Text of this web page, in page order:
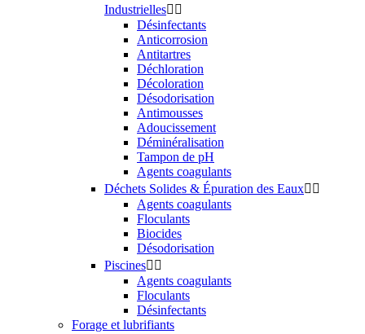
Industrielles 
Désinfectants
Anticorrosion
Antitartres
Déchloration
Décoloration
Désodorisation
Antimousses
Adoucissement
Déminéralisation
Tampon de pH
Agents coagulants
Déchets Solides & Épuration des Eaux 
Agents coagulants
Floculants
Biocides
Désodorisation
Piscines 
Agents coagulants
Floculants
Désinfectants
Forage et lubrifiants